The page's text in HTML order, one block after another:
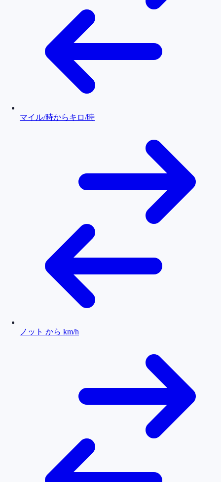
マイル/時からキロ/時
ノット から km/h